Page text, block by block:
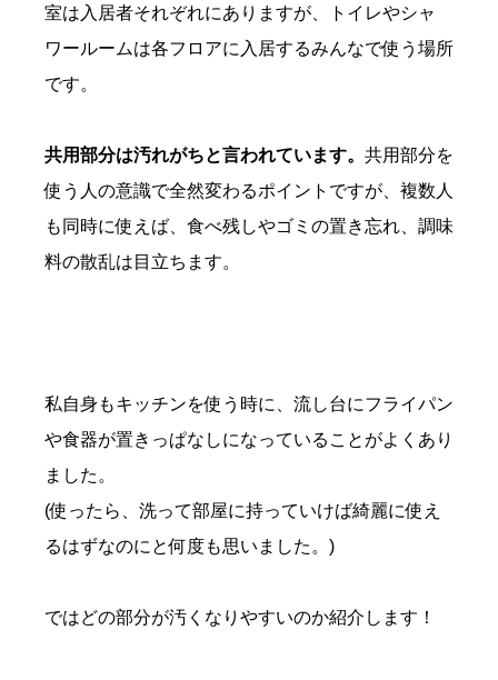
室は入居者それぞれにありますが、トイレやシャ
ワールームは各フロアに入居するみんなで使う場所
です。
共用部分は汚れがちと言われています。 共用部分を
使う人の意識で全然変わるポイントですが、複数人
も同時に使えば、食べ残しやゴミの置き忘れ、調味
料の散乱は目立ちます。
私自身もキッチンを使う時に、 流し台にフライパン
や食器が置きっぱなしになっていることがよくあり
ました。
(使ったら、洗って部屋に持っていけば綺麗に使え
るはずなのにと何度も思いました。)
ではどの部分が汚くなりやすいのか紹介します！